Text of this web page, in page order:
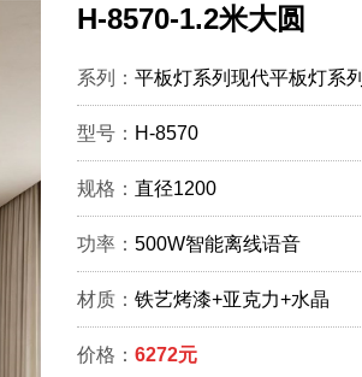
H-8570-1.2米大圆
系列： 平板灯系列现代平板灯系列
型号： H-8570
规格： 直径1200
功率： 500W智能离线语音
材质： 铁艺烤漆+亚克力+水晶
价格： 6272元